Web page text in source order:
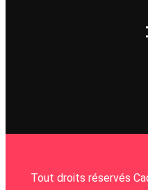
Tout droits réservés